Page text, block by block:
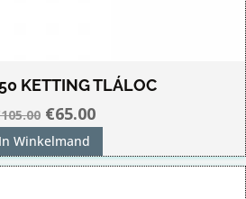
KETTING TLÁLOC
105.00 Oorspronkelijke
prijs
was:
€65.00Huidige
is:
In Winkelmand